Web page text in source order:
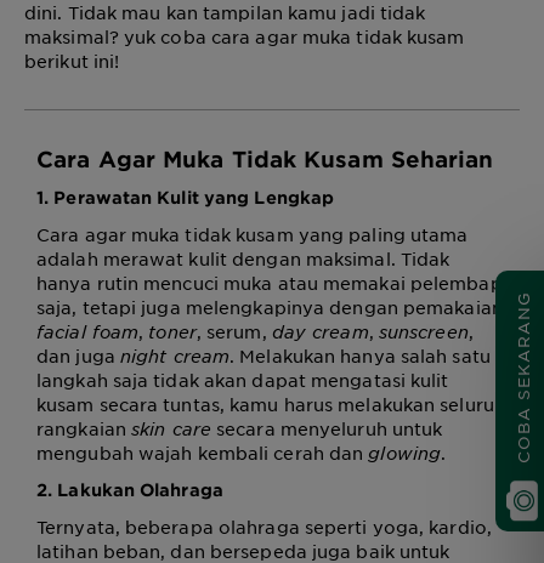
dini. Tidak mau kan tampilan kamu jadi tidak
maksimal? yuk coba cara agar muka tidak kusam
berikut ini!
Cara Agar Muka Tidak Kusam Seharian
1. Perawatan Kulit yang Lengkap
Cara agar muka tidak kusam yang paling utama
adalah merawat kulit dengan maksimal. Tidak
hanya rutin mencuci muka atau memakai pelembap
saja, tetapi juga melengkapinya dengan pemakaian
facial foam, toner, serum, day cream, sunscreen,
dan juga night cream. Melakukan hanya salah satu
langkah saja tidak akan dapat mengatasi kulit
kusam secara tuntas, kamu harus melakukan seluruh
rangkaian skin care secara menyeluruh untuk
mengubah wajah kembali cerah dan glowing.
2. Lakukan Olahraga
Ternyata, beberapa olahraga seperti yoga, kardio,
latihan beban, dan bersepeda juga baik untuk
COBA SEKARANG